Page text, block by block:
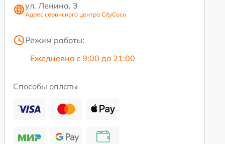
ул. Ленина, 3
Адрес сервисного центра CityCoco
Режим работы:
Ежедневно с 9:00 до 21:00
Способы оплаты